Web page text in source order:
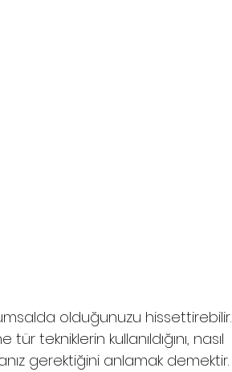
olduğunuzu hissettirebilir.
tekniklerin kullanıldığını, nasıl
gerektiğini anlamak demektir.